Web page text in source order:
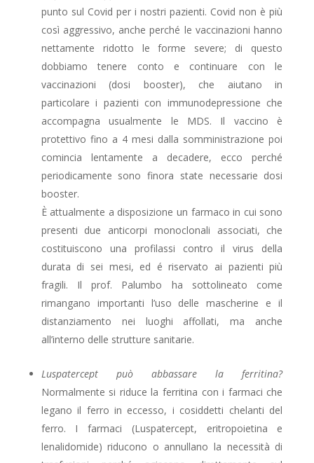
punto sul Covid per i nostri pazienti. Covid non è più
così aggressivo, anche perché le vaccinazioni hanno
nettamente ridotto le forme severe; di questo
dobbiamo tenere conto e continuare con le
vaccinazioni (dosi booster), che aiutano in
particolare i pazienti con immunodepressione che
accompagna usualmente le MDS. Il vaccino è
protettivo fino a 4 mesi dalla somministrazione poi
comincia lentamente a decadere, ecco perché
periodicamente sono finora state necessarie dosi
booster.
È attualmente a disposizione un farmaco in cui sono
presenti due anticorpi monoclonali associati, che
costituiscono una profilassi contro il virus della
durata di sei mesi, ed é riservato ai pazienti più
fragili. Il prof. Palumbo ha sottolineato come
rimangano importanti l’uso delle mascherine e il
distanziamento nei luoghi affollati, ma anche
all’interno delle strutture sanitarie.
Luspatercept può abbassare la ferritina?
Normalmente si riduce la ferritina con i farmaci che
legano il ferro in eccesso, i cosiddetti chelanti del
ferro. I farmaci (Luspatercept, eritropoietina e
lenalidomide) riducono o annullano la necessità di